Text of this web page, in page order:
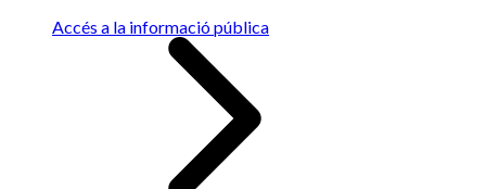
Accés a la informació pública